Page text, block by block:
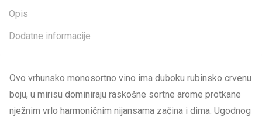
Opis
Dodatne informacije
Ovo vrhunsko monosortno vino ima duboku rubinsko crvenu
boju, u mirisu dominiraju raskošne sortne arome protkane
nježnim vrlo harmoničnim nijansama začina i dima. Ugodnog